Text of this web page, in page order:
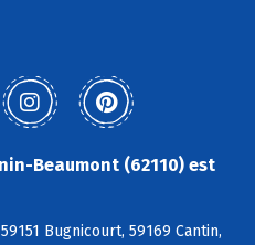
Beaumont (62110) est
Bugnicourt, 59169 Cantin,